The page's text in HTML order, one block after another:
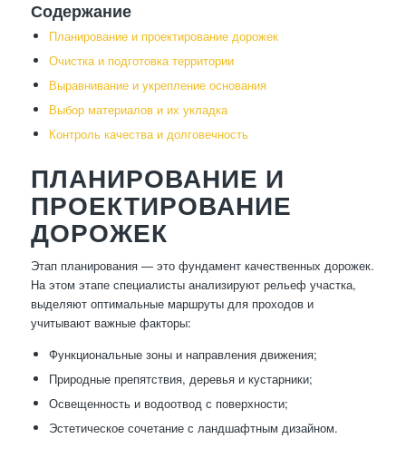
Содержание
Планирование и проектирование дорожек
Очистка и подготовка территории
Выравнивание и укрепление основания
Выбор материалов и их укладка
Контроль качества и долговечность
ПЛАНИРОВАНИЕ И
ПРОЕКТИРОВАНИЕ
ДОРОЖЕК
Этап планирования — это фундамент качественных дорожек.
На этом этапе специалисты анализируют рельеф участка,
выделяют оптимальные маршруты для проходов и
учитывают важные факторы:
Функциональные зоны и направления движения;
Природные препятствия, деревья и кустарники;
Освещенность и водоотвод с поверхности;
Эстетическое сочетание с ландшафтным дизайном.